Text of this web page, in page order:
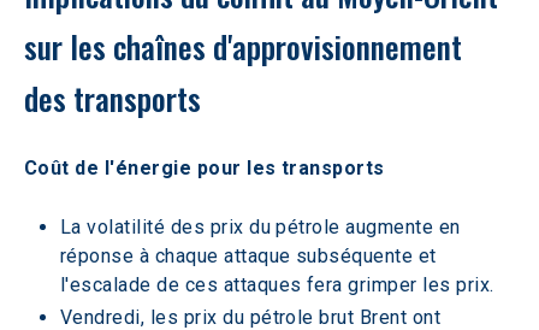
sur les chaînes d'approvisionnement
des transports
Coût de l'énergie pour les transports
La volatilité des prix du pétrole augmente en
réponse à chaque attaque subséquente et
l'escalade de ces attaques fera grimper les prix.
Vendredi, les prix du pétrole brut Brent ont